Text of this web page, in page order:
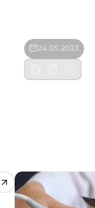
24.05.2023